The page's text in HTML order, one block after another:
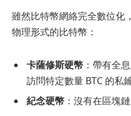
雖然比特幣網絡完全數位化
物理形式的比特幣：
卡薩修斯硬幣 ：帶有全
訪問特定數量 BTC 的私
紀念硬幣 ：沒有在區塊